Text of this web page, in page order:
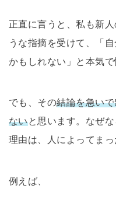
正直に言うと、私も新
うな指摘を受けて、「
かもしれない」と本気
でも、その結論を急い
ないと思います。なぜ
理由は、人によってまっ
例えば、